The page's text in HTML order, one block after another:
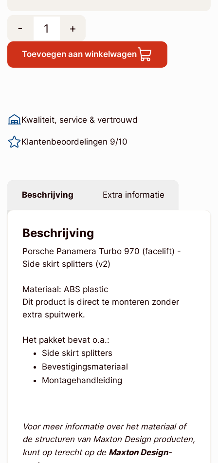
- +
Toevoegen aan winkelwagen
Kwaliteit, service & vertrouwd
Klantenbeoordelingen 9/10
Beschrijving Extra informatie
Beschrijving
Porsche Panamera Turbo 970 (facelift) -
Side skirt splitters (v2)
Materiaal: ABS plastic
Dit product is direct te monteren zonder
extra spuitwerk.
Het pakket bevat o.a.:
Side skirt splitters
Bevestigingsmateriaal
Montagehandleiding
Voor meer informatie over het materiaal of
de structuren van Maxton Design producten,
kunt op terecht op de Maxton Design-